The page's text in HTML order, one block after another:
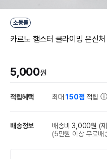
소동물
카르노 햄스터 클라이밍 은신
5,000원
적립혜택 최대150점 적립
배송정보 배송비 3,000원 (
(5만원 이상 무료배